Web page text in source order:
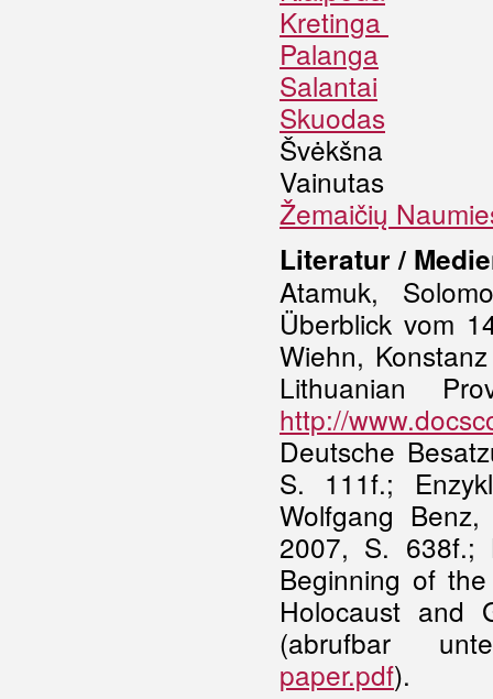
Kretinga
Palanga
Salantai
Skuodas
Švėkšna
Vainutas
Žemaičių
Literatur /
Atamuk,
Überblick vom
Wiehn,
Lithuanian
http://
Deutsche
S. 111f.;
Wolfgang
2007, S. 638f.;
Beginning of
Holocaust and
(abrufbar
paper.pdf).